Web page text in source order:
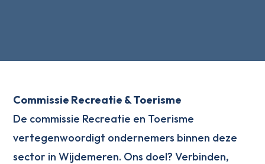
Commissie Recreatie & Toerisme
De commissie Recreatie en Toerisme
vertegenwoordigt ondernemers binnen deze
sector in Wijdemeren. Ons doel? Verbinden,